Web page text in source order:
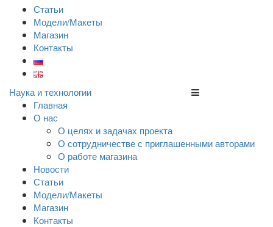
Статьи
Модели/Макеты
Магазин
Контакты
Наука и технологии
Главная
О нас
О целях и задачах проекта
О сотрудничестве с приглашенными авторами
О работе магазина
Новости
Статьи
Модели/Макеты
Магазин
Контакты